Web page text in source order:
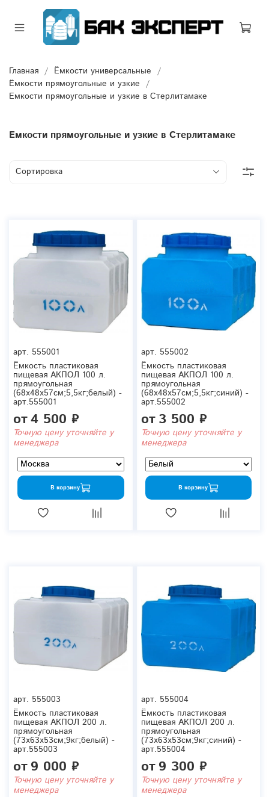
Главная
Ёмкости универсальные
Ёмкости прямоугольные и узкие
Емкости прямоугольные и узкие в Стерлитамаке
Емкости прямоугольные и узкие в Стерлитамаке
арт. 555001
Ёмкость пластиковая
пищевая АКПОЛ 100 л.
прямоугольная
(68x48x57см;5,5кг;белый) -
арт.555001
от4 500 ₽
Точную цену уточняйте у
менеджера
В корзину
арт. 555002
Ёмкость пластиковая
пищевая АКПОЛ 100 л.
прямоугольная
(68x48x57см;5,5кг;синий) -
арт.555002
от3 500 ₽
Точную цену уточняйте у
менеджера
В корзину
арт. 555003
Ёмкость пластиковая
пищевая АКПОЛ 200 л.
прямоугольная
(73x63x53см;9кг;белый) -
арт.555003
от9 000 ₽
Точную цену уточняйте у
менеджера
арт. 555004
Ёмкость пластиковая
пищевая АКПОЛ 200 л.
прямоугольная
(73x63x53см;9кг;синий) -
арт.555004
от9 300 ₽
Точную цену уточняйте у
менеджера